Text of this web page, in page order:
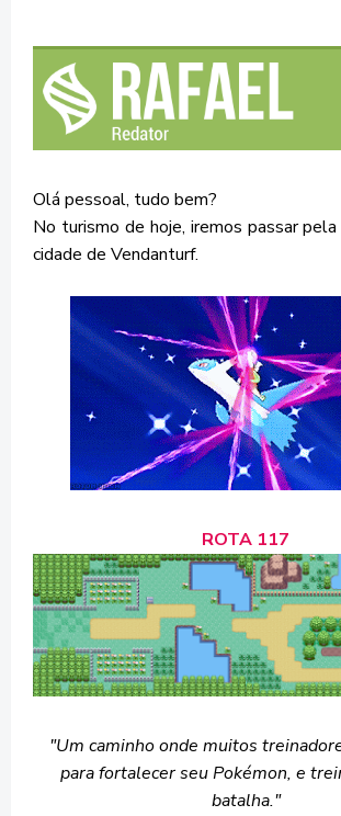
Olá pessoal, tudo bem?
No turismo de hoje, iremos passar
cidade de Vendanturf.
ROTA 117
"Um caminho onde muitos
para fortalecer seu Pokémon, e
batalha."